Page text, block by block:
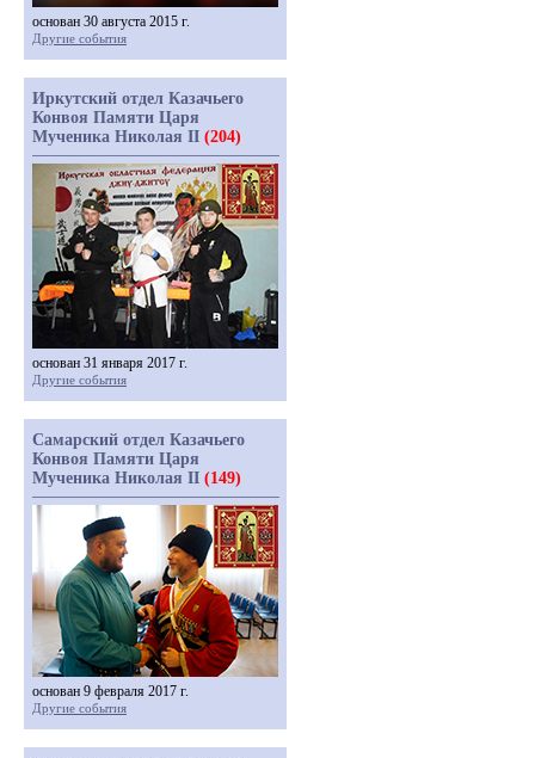
основан 30 августа 2015 г.
Другие события
Иркутский отдел Казачьего
Конвоя Памяти Царя
Мученика Николая II (204)
основан 31 января 2017 г.
Другие события
Самарский отдел Казачьего
Конвоя Памяти Царя
Мученика Николая II (149)
основан 9 февраля 2017 г.
Другие события